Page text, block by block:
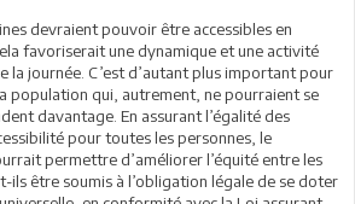
devraient pouvoir être accessibles en
favoriserait une dynamique et une activité
la journée. C’est d’autant plus important pour
population qui, autrement, ne pourraient se
davantage. En assurant l’égalité des
pour toutes les personnes, le
permettre d’améliorer l’équité entre les
ils être soumis à l’obligation légale de se doter